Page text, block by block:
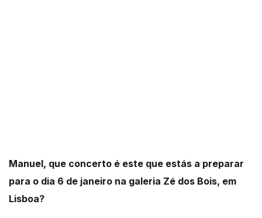
Manuel, que concerto é este que estás a preparar
para o dia 6 de janeiro na galeria Zé dos Bois, em
Lisboa?